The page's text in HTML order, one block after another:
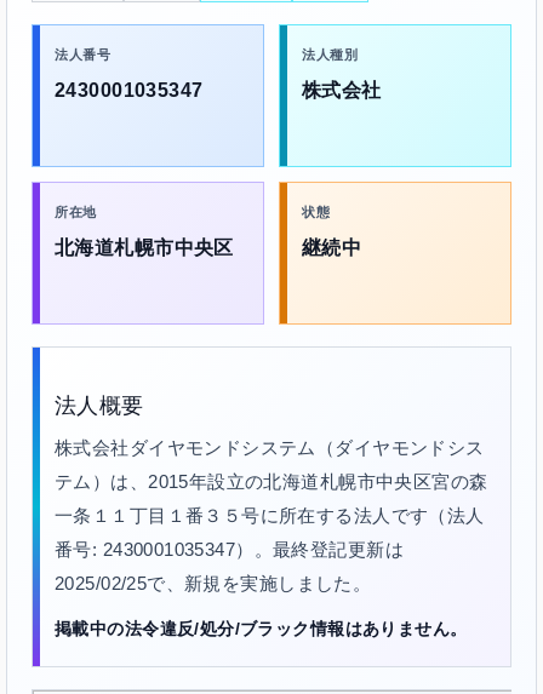
法人番号
2430001035347
法人種別
株式会社
所在地
北海道札幌市中央区
状態
継続中
法人概要
株式会社ダイヤモンドシステム（ダイヤモンドシス
テム）は、2015年設立の北海道札幌市中央区宮の森
一条１１丁目１番３５号に所在する法人です（法人
番号: 2430001035347）。最終登記更新は
2025/02/25で、新規を実施しました。
掲載中の法令違反/処分/ブラック情報はありません。